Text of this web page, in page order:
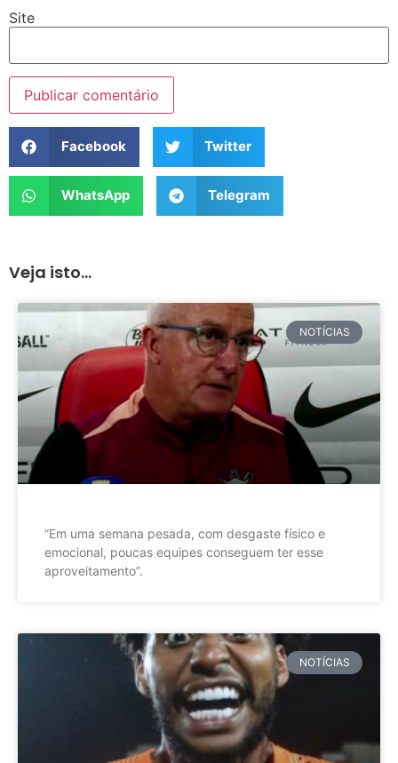
Site
Facebook Twitter
WhatsApp Telegram
Veja isto...
NOTÍCIAS
”Em uma semana pesada, com desgaste físico e
emocional, poucas equipes conseguem ter esse
aproveitamento”.
NOTÍCIAS